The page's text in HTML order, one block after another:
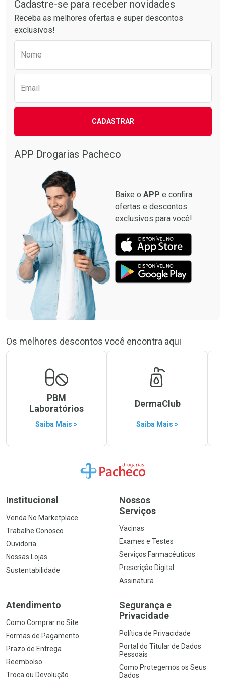
Cadastre-se para receber novidades
Receba as melhores ofertas e super descontos
exclusivos!
Nome
Email
CADASTRAR
APP Drogarias Pacheco
Baixe o APP e confira
ofertas e descontos
exclusivos para você!
Os melhores descontos você encontra aqui
PBM
Laboratórios
Saiba Mais >
DermaClub
Saiba Mais >
Ir para a Home
Institucional
Venda No Marketplace
Trabalhe Conosco
Ouvidoria
Nossas Lojas
Sustentabilidade
Nossos
Serviços
Vacinas
Exames e Testes
Serviços Farmacêuticos
Prescrição Digital
Assinatura
Atendimento
Como Comprar no Site
Formas de Pagamento
Prazo de Entrega
Reembolso
Troca ou Devolução
Segurança e
Privacidade
Política de Privacidade
Portal do Titular de Dados
Pessoais
Como Protegemos os Seus
Dados